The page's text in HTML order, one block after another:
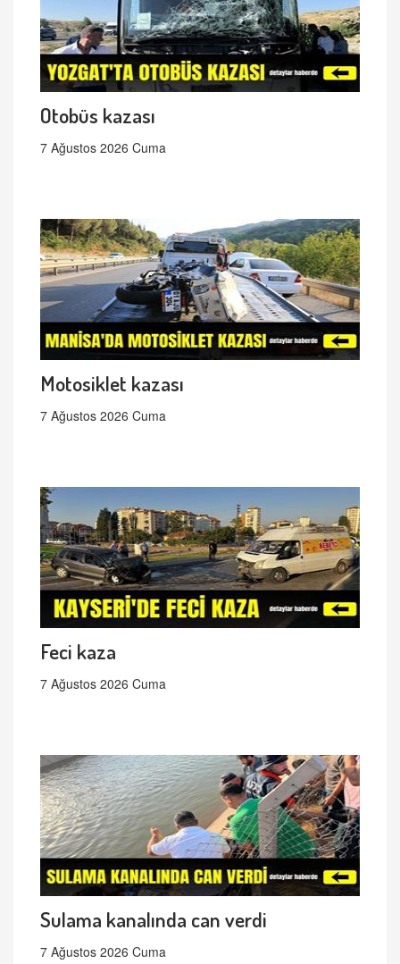
Otobüs kazası
7 Ağustos 2026 Cuma
Motosiklet kazası
7 Ağustos 2026 Cuma
Feci kaza
7 Ağustos 2026 Cuma
Sulama kanalında can verdi
7 Ağustos 2026 Cuma